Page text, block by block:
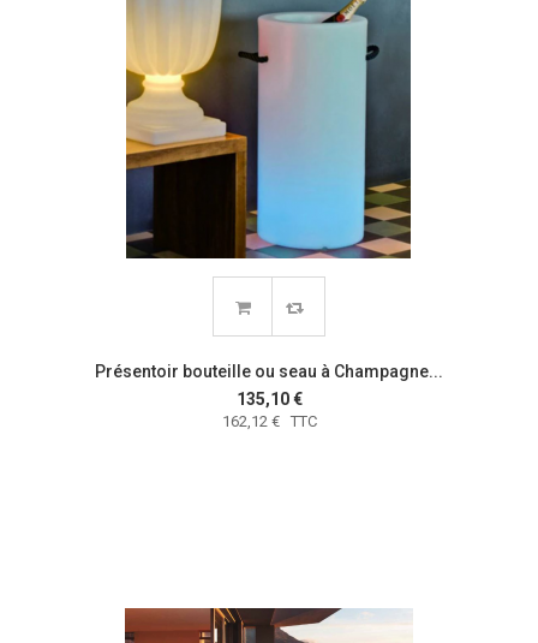
Présentoir bouteille ou seau à Champagne...
135,10 €
162,12 € TTC